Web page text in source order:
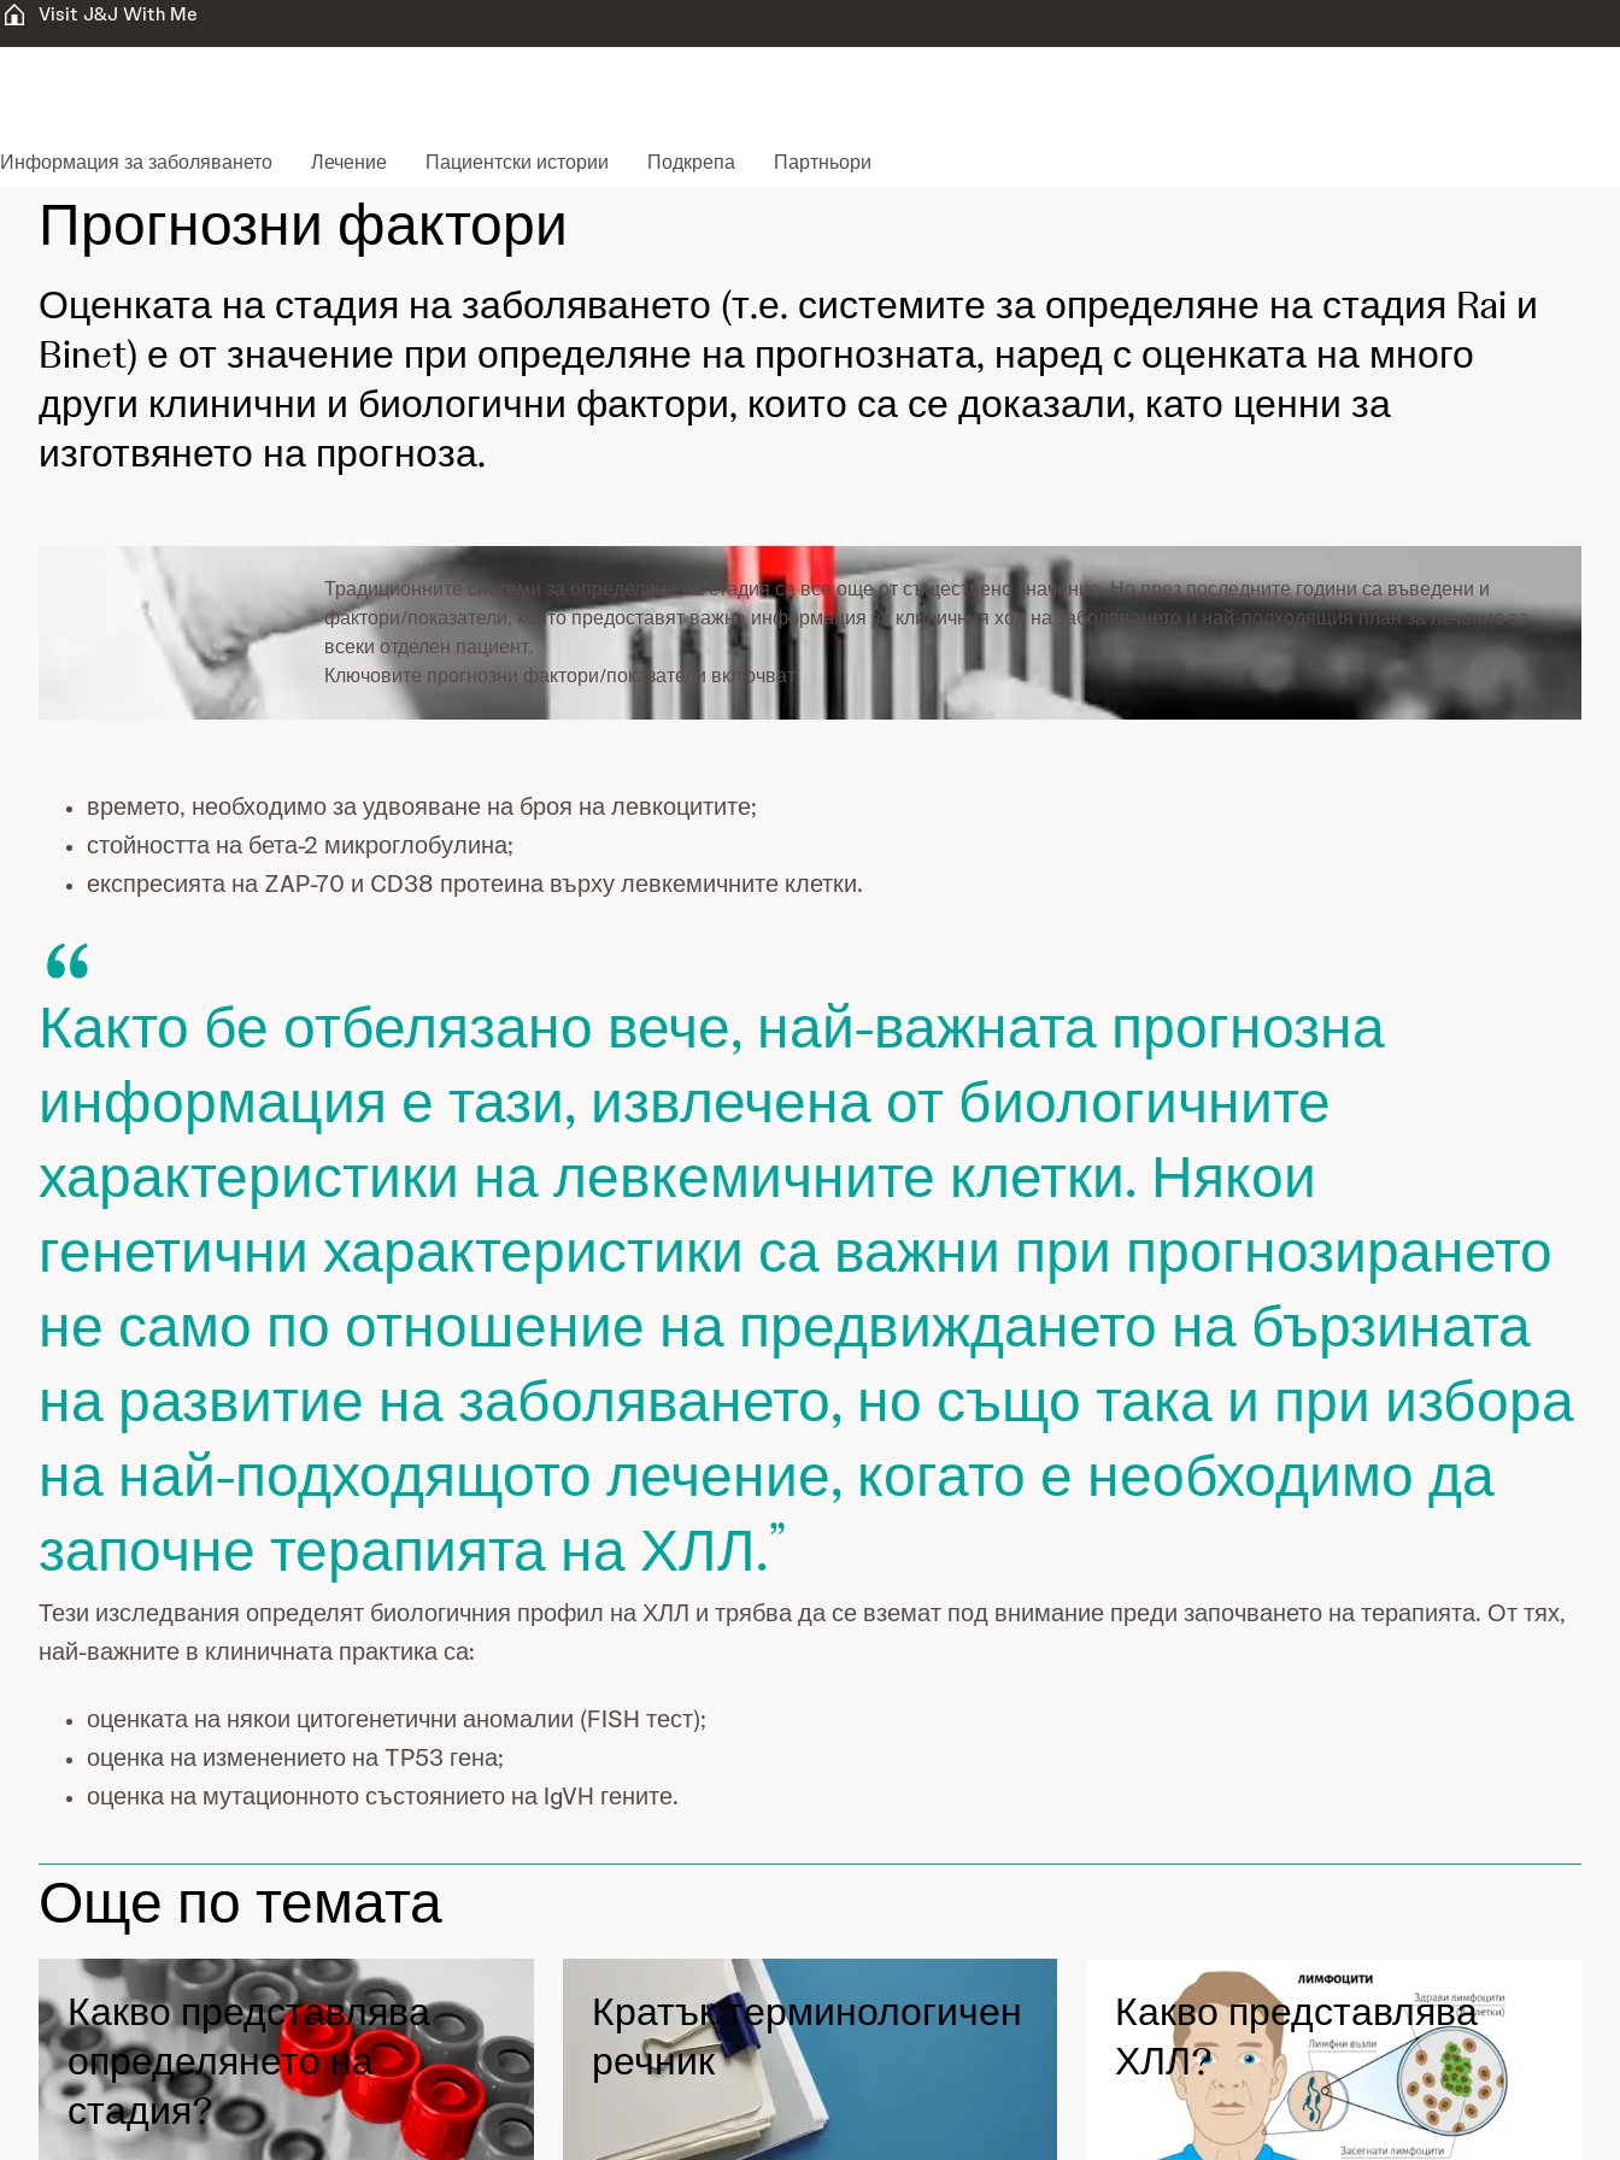
Visit J&J With Me
Информация за заболяването Лечение Пациентски истории Подкрепа Партньори
Прогнозни фактори
Оценката на стадия на заболяването (т.е. системите за определяне на стадия Rai и
Binet) е от значение при определяне на прогнозната, наред с оценката на много
други клинични и биологични фактори, които са се доказали, като ценни за
изготвянето на прогноза.
Традиционните системи за определяне на стадия са все още от съществено значение. Но през последните години са въведени и
фактори/показатели, които предоставят важна информация за клиничния ход на заболяването и най-подходящия план за лечение за
всеки отделен пациент.
Ключовите прогнозни фактори/показатели включват
времето, необходимо за удвояване на броя на левкоцитите;
стойността на бета-2 микроглобулина;
експресията на ZAP-70 и CD38 протеина върху левкемичните клетки.
Както бе отбелязано вече, най-важната прогнозна
информация е тази, извлечена от биологичните
характеристики на левкемичните клетки. Някои
генетични характеристики са важни при прогнозирането
не само по отношение на предвиждането на бързината
на развитие на заболяването, но също така и при избора
на най-подходящото лечение, когато е необходимо да
започне терапията на ХЛЛ.
Тези изследвания определят биологичния профил на ХЛЛ и трябва да се вземат под внимание преди започването на терапията. От тях,
най-важните в клиничната практика са:
оценката на някои цитогенетични аномалии (FISH тест);
оценка на изменението на TP53 гена;
оценка на мутационното състоянието на IgVH гените.
Още по темата
Какво представлява
определянето на
стадия?
Кратък терминологичен
речник
Какво представлява
ХЛЛ?